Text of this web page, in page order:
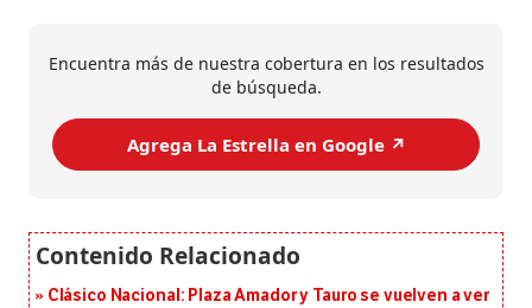
Encuentra más de nuestra cobertura en los resultados
de búsqueda.
Agrega La Estrella en Google ↗️
Clásico Nacional: Plaza Amador y Tauro se vuelven a ver